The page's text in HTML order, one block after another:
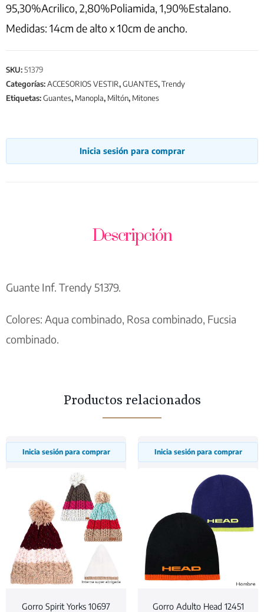
95,30%Acrilico, 2,80%Poliamida, 1,90%Estalano.
Medidas: 14cm de alto x 10cm de ancho.
SKU: 51379
Categorías:ACCESORIOS VESTIR,GUANTES,Trendy
Etiquetas:Guantes, Manopla, Miltón, Mitones
Inicia sesión para comprar
Descripción
Guante Inf. Trendy 51379.
Colores: Aqua combinado, Rosa combinado, Fucsia
combinado.
Productos relacionados
Inicia sesión para comprar
Gorro Spirit Yorks 10697
Inicia sesión para comprar
Gorro Adulto Head 12451